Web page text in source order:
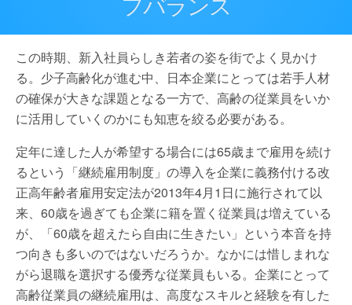
この時期、新入社員らしき若者の姿を街でよく見かけ
る。少子高齢化が進む中、日本企業にとっては若手人材
の確保が大きな課題となる一方で、高齢の従業員をいか
に活用していくのかにも知恵を絞る必要がある。
定年に達した人が希望する場合には65歳まで雇用を続け
るという「継続雇用制度」の導入を企業に義務付ける改
正高年齢者雇用安定法が2013年4月1日に施行されて以
来、60歳を過ぎても企業に籍を置く従業員は増えている
が、「60歳を超えたら自由に生きたい」という本音を持
つ向きも多いのではないだろうか。なかには惜しまれな
がら退職を選択する優秀な従業員もいる。企業にとって
高齢従業員の継続雇用は、高度なスキルと経験を有した